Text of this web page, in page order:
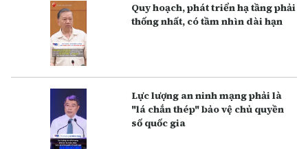
Q uy hoạch, phát triển hạ tầng phải
thống nhất, có tầm nhìn dài hạn
Lực lượng an ninh mạng phải là
"lá chắn thép" bảo vệ chủ quyền
số quốc gia